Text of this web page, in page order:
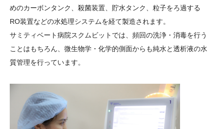
めのカーボンタンク、殺菌装置、貯水タンク、粒子をろ過する
RO装置などの水処理システムを経て製造されます。
サミティベート病院スクムビットでは、頻回の洗浄・消毒を行う
ことはもちろん、微生物学・化学的側面からも純水と透析液の水
質管理を行っています。